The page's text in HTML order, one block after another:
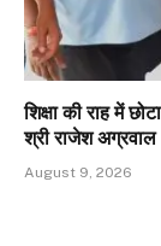
शिक्षा की राह में
श्री राजेश अग्रवाल
August 9, 2026